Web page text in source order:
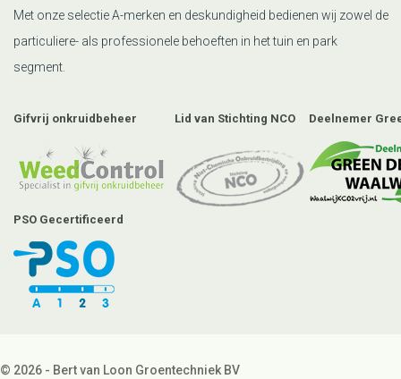
Met onze selectie A-merken en deskundigheid bedienen wij zowel de
particuliere- als professionele behoeften in het tuin en park
segment.
Gifvrij onkruidbeheer Lid van Stichting NCO Deelnemer
PSO Gecertificeerd
© 2026 - Bert van Loon Groentechniek BV